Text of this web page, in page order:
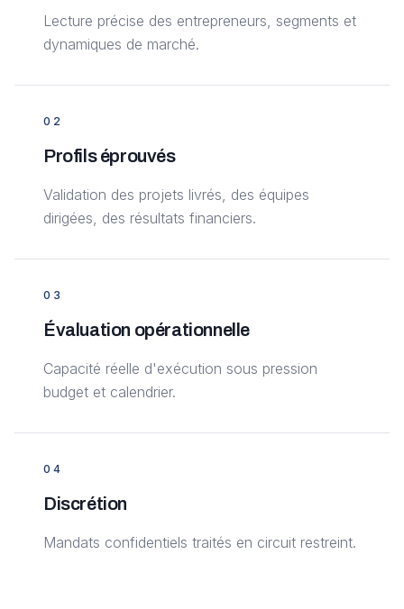
Lecture précise des entrepreneurs, segments et
dynamiques de marché.
0 2
Profils éprouvés
Validation des projets livrés, des équipes
dirigées, des résultats financiers.
0 3
Évaluation opérationnelle
Capacité réelle d'exécution sous pression
budget et calendrier.
0 4
Discrétion
Mandats confidentiels traités en circuit restreint.